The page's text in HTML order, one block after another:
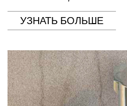
УЗНАТЬ БОЛЬШЕ